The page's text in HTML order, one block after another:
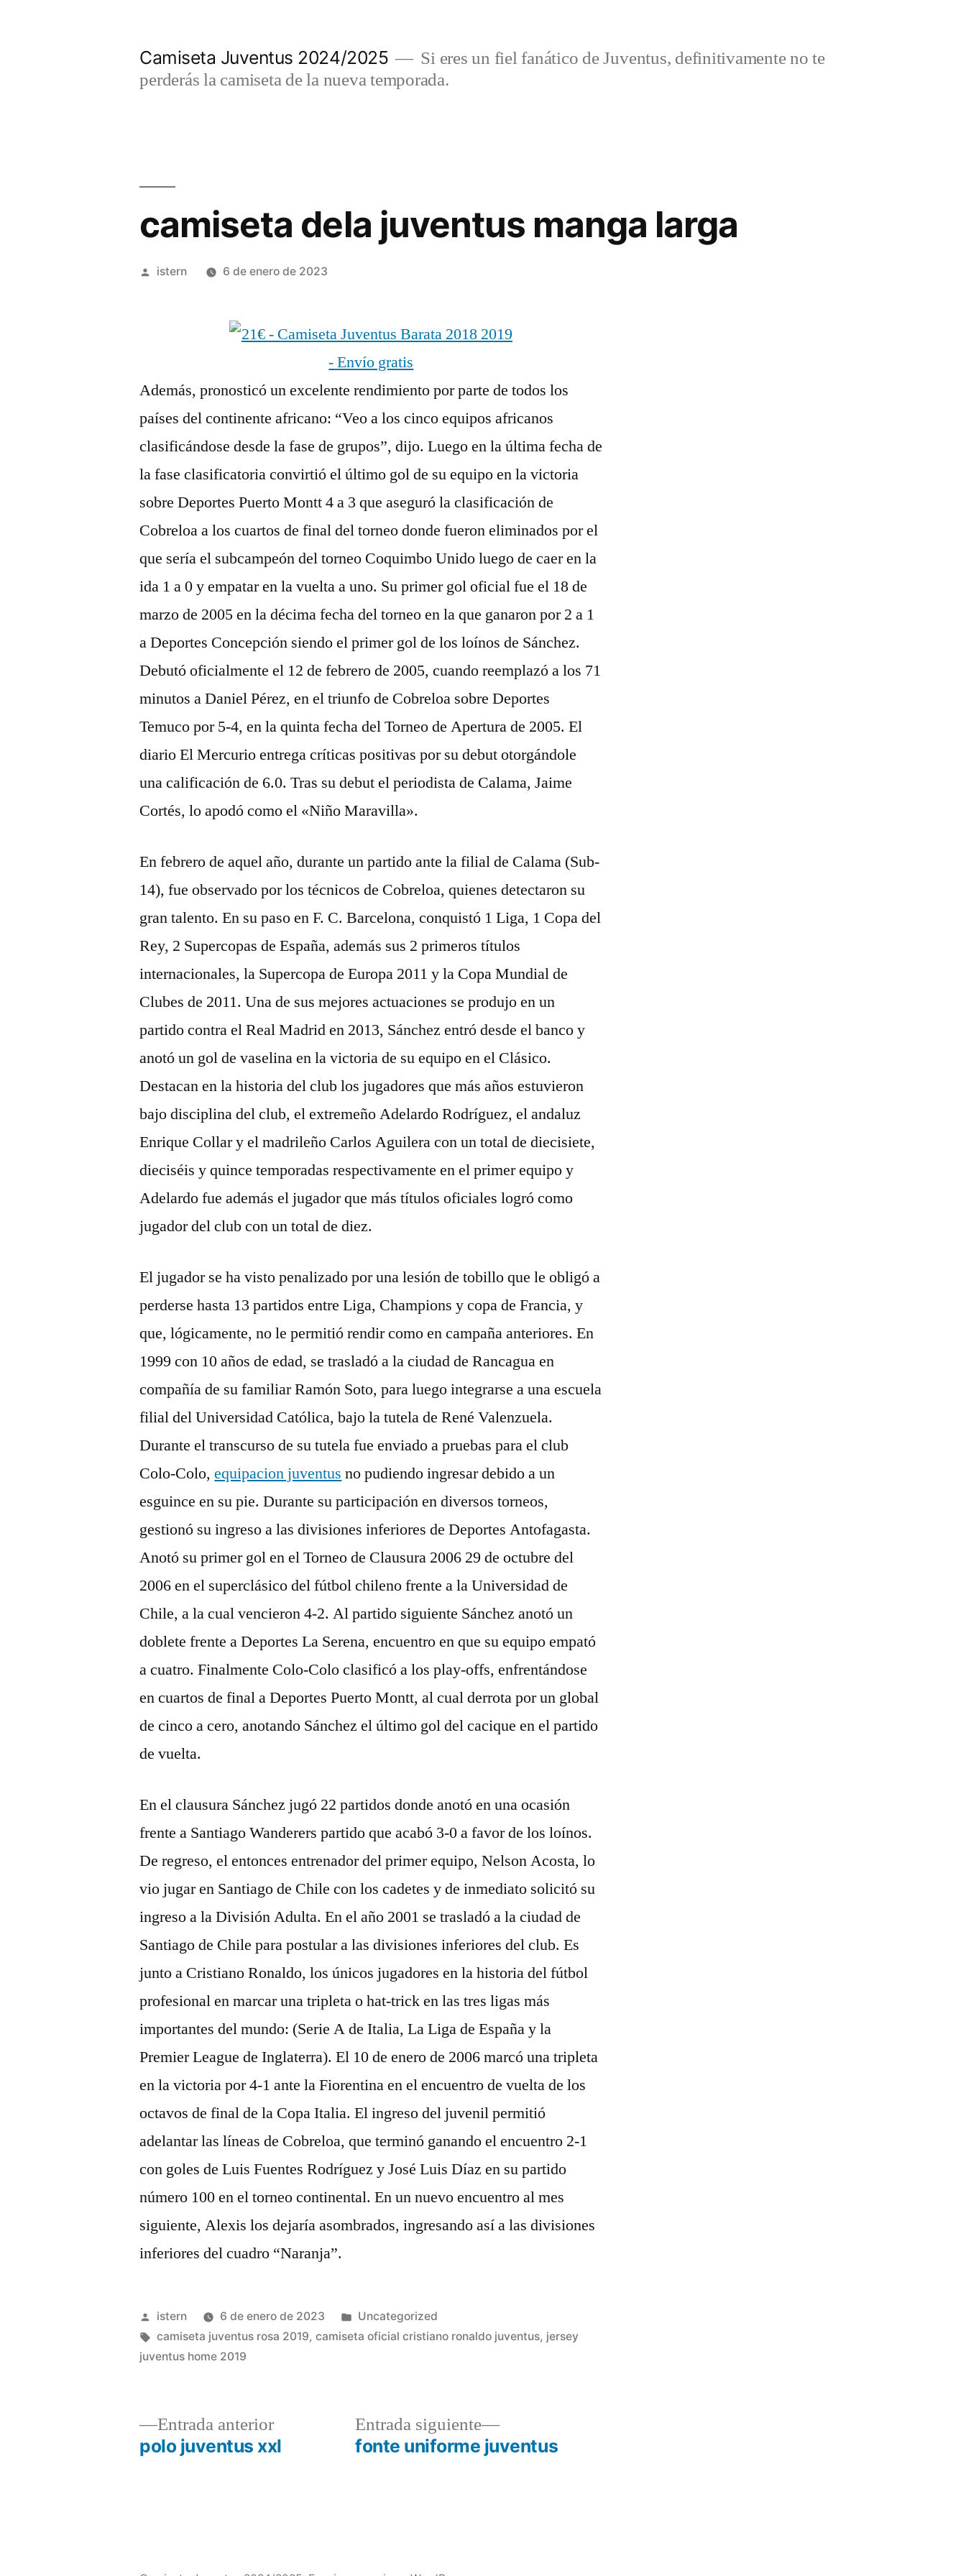
Camiseta Juventus 2024/2025
Si eres un fiel fanático de Juventus, definitivamente no te
perderás la camiseta de la nueva temporada.
camiseta dela juventus manga larga
Publicado
istern 6 de enero de 2023
Además, pronosticó un excelente rendimiento por parte de todos los
países del continente africano: “Veo a los cinco equipos africanos
clasificándose desde la fase de grupos”, dijo. Luego en la última fecha de
la fase clasificatoria convirtió el último gol de su equipo en la victoria
sobre Deportes Puerto Montt 4 a 3 que aseguró la clasificación de
Cobreloa a los cuartos de final del torneo donde fueron eliminados por el
que sería el subcampeón del torneo Coquimbo Unido luego de caer en la
ida 1 a 0 y empatar en la vuelta a uno. Su primer gol oficial fue el 18 de
marzo de 2005 en la décima fecha del torneo en la que ganaron por 2 a 1
a Deportes Concepción siendo el primer gol de los loínos de Sánchez.
Debutó oficialmente el 12 de febrero de 2005, cuando reemplazó a los 71
minutos a Daniel Pérez, en el triunfo de Cobreloa sobre Deportes
Temuco por 5-4, en la quinta fecha del Torneo de Apertura de 2005. El
diario El Mercurio entrega críticas positivas por su debut otorgándole
una calificación de 6.0. Tras su debut el periodista de Calama, Jaime
Cortés, lo apodó como el «Niño Maravilla».
En febrero de aquel año, durante un partido ante la filial de Calama (Sub-
14), fue observado por los técnicos de Cobreloa, quienes detectaron su
gran talento. En su paso en F. C. Barcelona, conquistó 1 Liga, 1 Copa del
Rey, 2 Supercopas de España, además sus 2 primeros títulos
internacionales, la Supercopa de Europa 2011 y la Copa Mundial de
Clubes de 2011. Una de sus mejores actuaciones se produjo en un
partido contra el Real Madrid en 2013, Sánchez entró desde el banco y
anotó un gol de vaselina en la victoria de su equipo en el Clásico.
Destacan en la historia del club los jugadores que más años estuvieron
bajo disciplina del club, el extremeño Adelardo Rodríguez, el andaluz
Enrique Collar y el madrileño Carlos Aguilera con un total de diecisiete,
dieciséis y quince temporadas respectivamente en el primer equipo y
Adelardo fue además el jugador que más títulos oficiales logró como
jugador del club con un total de diez.
El jugador se ha visto penalizado por una lesión de tobillo que le obligó a
perderse hasta 13 partidos entre Liga, Champions y copa de Francia, y
que, lógicamente, no le permitió rendir como en campaña anteriores. En
1999 con 10 años de edad, se trasladó a la ciudad de Rancagua en
compañía de su familiar Ramón Soto, para luego integrarse a una escuela
filial del Universidad Católica, bajo la tutela de René Valenzuela.
Durante el transcurso de su tutela fue enviado a pruebas para el club
Colo-Colo,equipacion juventus no pudiendo ingresar debido a un
esguince en su pie. Durante su participación en diversos torneos,
gestionó su ingreso a las divisiones inferiores de Deportes Antofagasta.
Anotó su primer gol en el Torneo de Clausura 2006 29 de octubre del
2006 en el superclásico del fútbol chileno frente a la Universidad de
Chile, a la cual vencieron 4-2. Al partido siguiente Sánchez anotó un
doblete frente a Deportes La Serena, encuentro en que su equipo empató
a cuatro. Finalmente Colo-Colo clasificó a los play-offs, enfrentándose
en cuartos de final a Deportes Puerto Montt, al cual derrota por un global
de cinco a cero, anotando Sánchez el último gol del cacique en el partido
de vuelta.
En el clausura Sánchez jugó 22 partidos donde anotó en una ocasión
frente a Santiago Wanderers partido que acabó 3-0 a favor de los loínos.
De regreso, el entonces entrenador del primer equipo, Nelson Acosta, lo
vio jugar en Santiago de Chile con los cadetes y de inmediato solicitó su
ingreso a la División Adulta. En el año 2001 se trasladó a la ciudad de
Santiago de Chile para postular a las divisiones inferiores del club. Es
junto a Cristiano Ronaldo, los únicos jugadores en la historia del fútbol
profesional en marcar una tripleta o hat-trick en las tres ligas más
importantes del mundo: (Serie A de Italia, La Liga de España y la
Premier League de Inglaterra). El 10 de enero de 2006 marcó una tripleta
en la victoria por 4-1 ante la Fiorentina en el encuentro de vuelta de los
octavos de final de la Copa Italia. El ingreso del juvenil permitió
adelantar las líneas de Cobreloa, que terminó ganando el encuentro 2-1
con goles de Luis Fuentes Rodríguez y José Luis Díaz en su partido
número 100 en el torneo continental. En un nuevo encuentro al mes
siguiente, Alexis los dejaría asombrados, ingresando así a las divisiones
inferiores del cuadro “Naranja”.
Publicado
por
istern 6 de enero de 2023
Publicado
en
Uncategorized
Etiquetas:
camiseta juventus rosa 2019,camiseta oficial cristiano ronaldo juventus, jersey
juventus home 2019
Navegación
Entrada anteriorEntrada
anterior:
polo juventus xxl
Entrada siguiente
Entrada
siguiente:
fonte uniforme juventus